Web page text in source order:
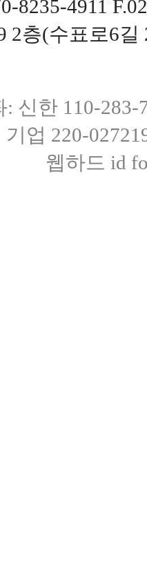
8235-4911
2층(수표로6
: 신한 110-
기업 220-
웹하드 id